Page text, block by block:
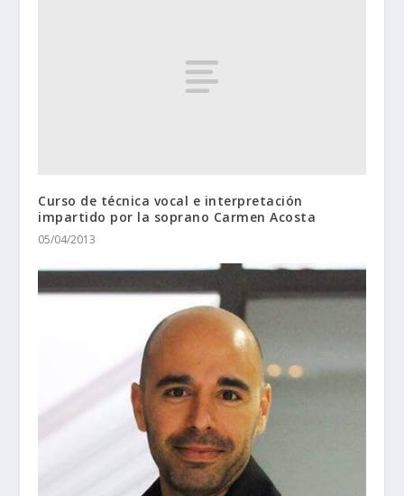
Curso de técnica vocal e interpretación
impartido por la soprano Carmen Acosta
05/04/2013